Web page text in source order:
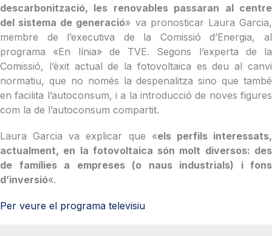
descarbonització, les renovables passaran al centre
del sistema de generació» va pronosticar Laura Garcia,
membre de l’executiva de la Comissió d’Energia, al
programa «En línia» de TVE. Segons l’experta de la
Comissió, l’èxit actual de la fotovoltaica es deu al canvi
normatiu, que no només la despenalitza sino que també
en facilita l’autoconsum, i a la introducció de noves figures
com la de l’autoconsum compartit.
Laura Garcia va explicar que «els perfils interessats,
actualment, en la fotovoltaica són molt diversos: des
de famílies a empreses (o naus industrials) i fons
d’inversió«.
Per veure el programa televisiu